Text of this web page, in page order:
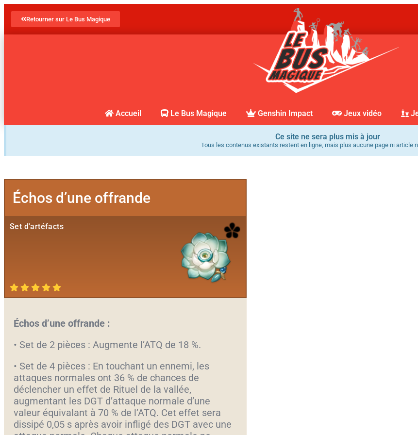
Retourner sur Le Bus Magique
Accueil Le Bus Magique Genshin Impact Jeux vidéo
Ce site ne sera plus mis à jour
Tous les contenus existants restent en ligne, mais plus aucune page ni article
Échos d’une offrande
Set d'artéfacts
Échos d’une offrande :
• Set de 2 pièces : Augmente l’ATQ de 18 %.
• Set de 4 pièces : En touchant un ennemi, les
attaques normales ont 36 % de chances de
déclencher un effet de Rituel de la vallée,
augmentant les DGT d’attaque normale d’une
valeur équivalant à 70 % de l’ATQ. Cet effet sera
dissipé 0,05 s après avoir infligé des DGT avec une